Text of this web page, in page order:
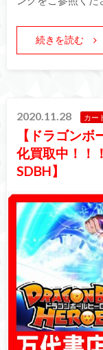
続きを読む
2020.11.28 カー
【ドラゴン
化買取中！！
SDBH】